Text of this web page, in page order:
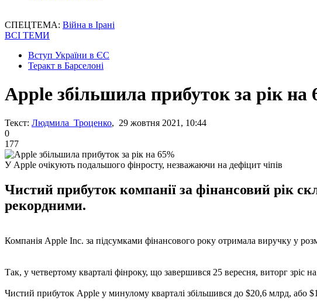
СПЕЦТЕМА: Війна в Ірані
ВСІ ТЕМИ
Вступ України в ЄС
Теракт в Барселоні
Apple збільшила прибуток за рік на
Текст: Людмила Троценко, 29 жовтня 2021, 10:44
0
177
У Apple очікують подальшого фінросту, незважаючи на дефіцит чіпів
Чистий прибуток компанії за фінансовий рік
рекордними.
Компанія Apple Inc. за підсумками фінансового року отримала виручку у
Так, у четвертому кварталі фінроку, що завершився 25 вересня, виторг зріс
Чистий прибуток Apple у минулому кварталі збільшився до $20,6 млрд, або